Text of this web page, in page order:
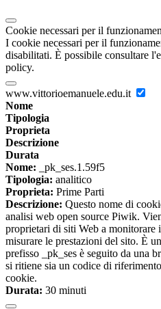
Cookie necessari per il
I cookie necessari per il
disabilitati. È possibile consultare
policy.
www.vittorioemanuele.edu.it
Nome
Tipologia
Proprieta
Descrizione
Durata
Nome: _pk_ses.1.59f5
Tipologia: analitico
Proprieta: Prime Parti
Descrizione: Questo nome di
analisi web open source Piwik.
proprietari di siti Web a monitorare
misurare le prestazioni del sito. È
prefisso _pk_ses è seguito da una
si ritiene sia un codice di
cookie.
Durata: 30 minuti